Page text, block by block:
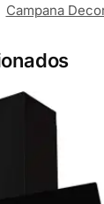
Campana